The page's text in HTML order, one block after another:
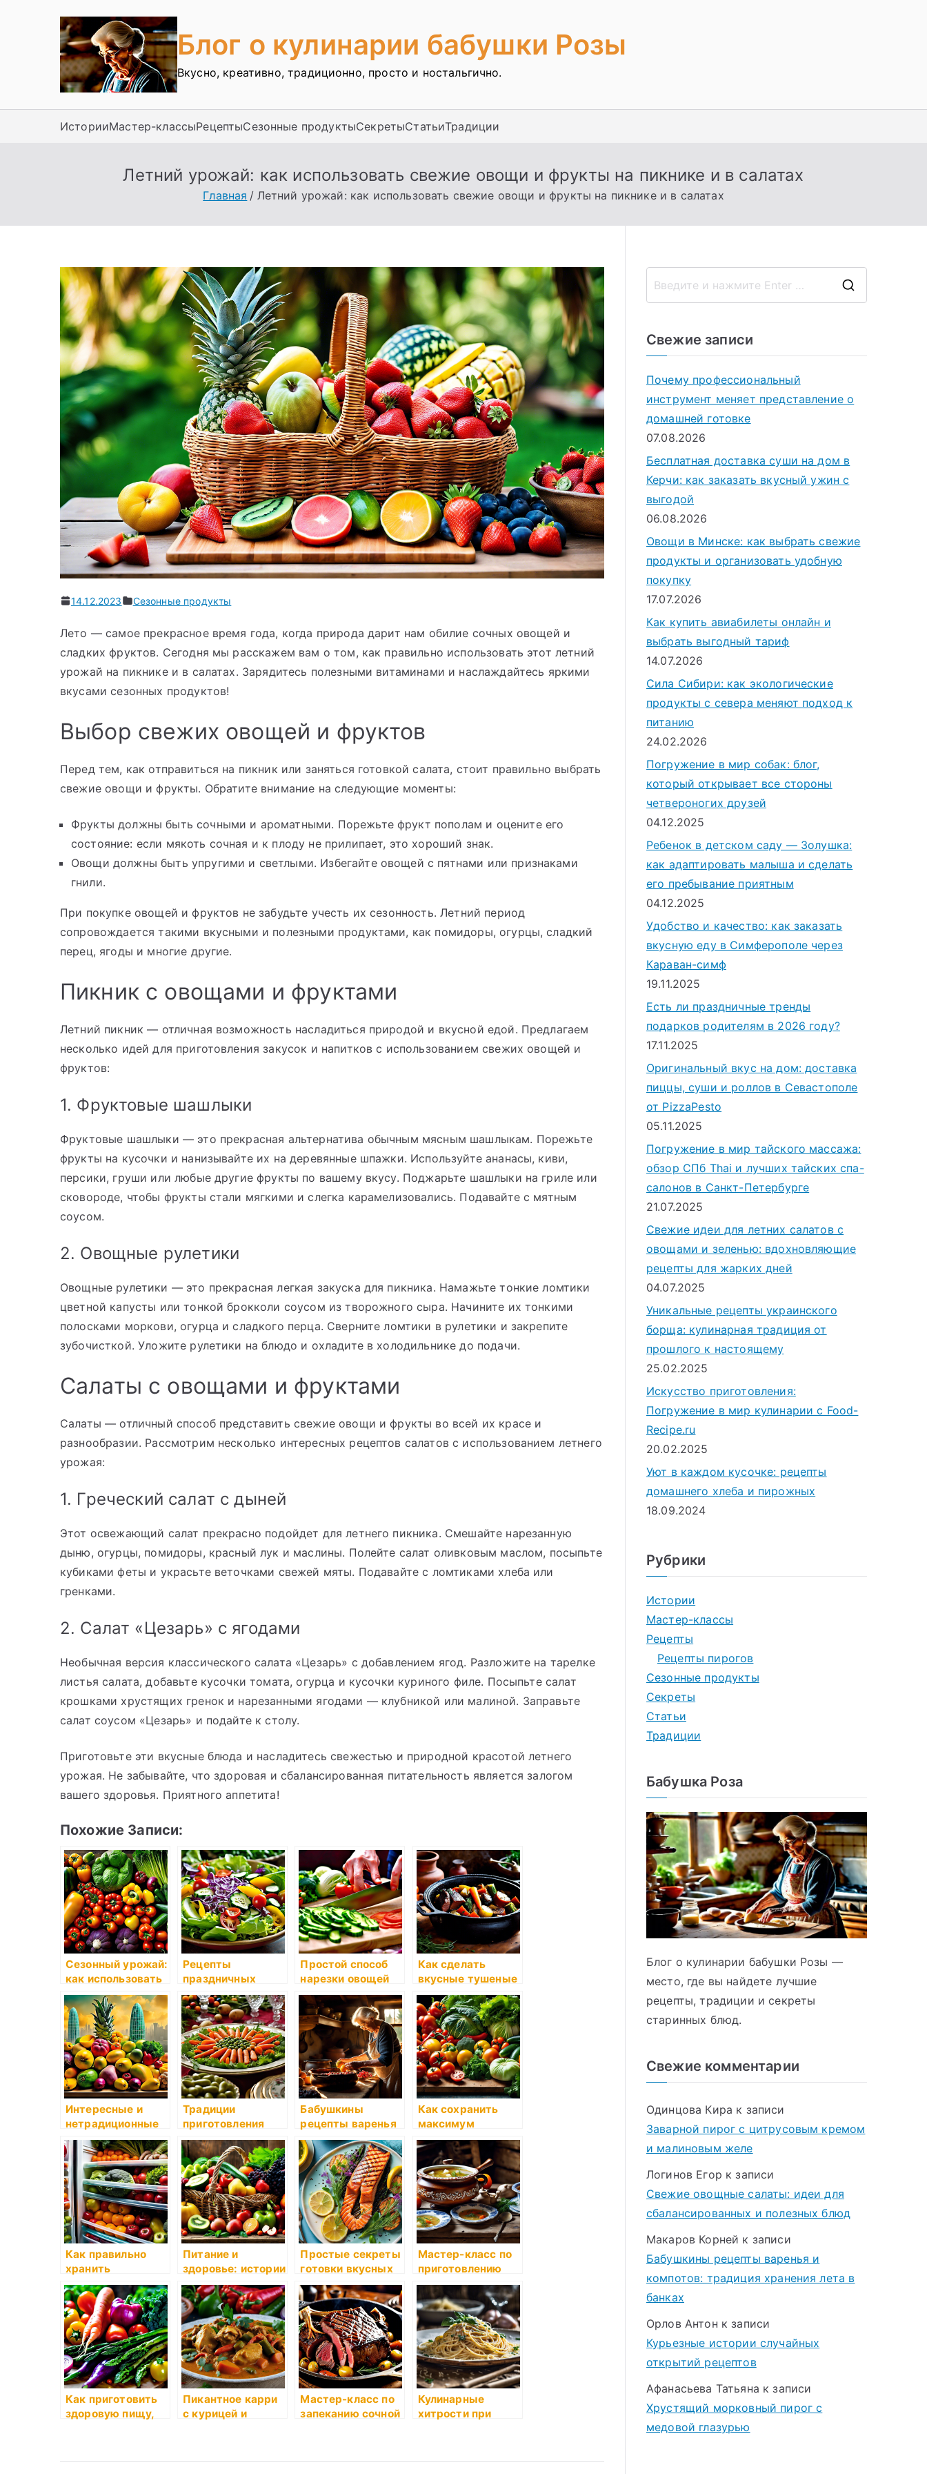
содержимому
Блог о кулинарии бабушки Розы
Вкусно, креативно, традиционно, просто и ностальгично.
ИсторииМастер-классыРецептыСезонные продуктыСекретыСтатьиТрадиции
Летний урожай: как использовать свежие овощи и фрукты на пикнике и в салатах
Главная Летний урожай: как использовать свежие овощи и фрукты на пикнике и в салатах
14.12.2023 Сезонные продукты
Лето — самое прекрасное время года, когда природа дарит нам обилие сочных овощей и
сладких фруктов. Сегодня мы расскажем вам о том, как правильно использовать этот летний
урожай на пикнике и в салатах. Зарядитесь полезными витаминами и наслаждайтесь яркими
вкусами сезонных продуктов!
Выбор свежих овощей и фруктов
Перед тем, как отправиться на пикник или заняться готовкой салата, стоит правильно выбрать
свежие овощи и фрукты. Обратите внимание на следующие моменты:
Фрукты должны быть сочными и ароматными. Порежьте фрукт пополам и оцените его
состояние: если мякоть сочная и к плоду не прилипает, это хороший знак.
Овощи должны быть упругими и светлыми. Избегайте овощей с пятнами или признаками
гнили.
При покупке овощей и фруктов не забудьте учесть их сезонность. Летний период
сопровождается такими вкусными и полезными продуктами, как помидоры, огурцы, сладкий
перец, ягоды и многие другие.
Пикник с овощами и фруктами
Летний пикник — отличная возможность насладиться природой и вкусной едой. Предлагаем
несколько идей для приготовления закусок и напитков с использованием свежих овощей и
фруктов:
1. Фруктовые шашлыки
Фруктовые шашлыки — это прекрасная альтернатива обычным мясным шашлыкам. Порежьте
фрукты на кусочки и нанизывайте их на деревянные шпажки. Используйте ананасы, киви,
персики, груши или любые другие фрукты по вашему вкусу. Поджарьте шашлыки на гриле или
сковороде, чтобы фрукты стали мягкими и слегка карамелизовались. Подавайте с мятным
соусом.
2. Овощные рулетики
Овощные рулетики — это прекрасная легкая закуска для пикника. Намажьте тонкие ломтики
цветной капусты или тонкой брокколи соусом из творожного сыра. Начините их тонкими
полосками моркови, огурца и сладкого перца. Сверните ломтики в рулетики и закрепите
зубочисткой. Уложите рулетики на блюдо и охладите в холодильнике до подачи.
Салаты с овощами и фруктами
Салаты — отличный способ представить свежие овощи и фрукты во всей их красе и
разнообразии. Рассмотрим несколько интересных рецептов салатов с использованием летнего
урожая:
1. Греческий салат с дыней
Этот освежающий салат прекрасно подойдет для летнего пикника. Смешайте нарезанную
дыню, огурцы, помидоры, красный лук и маслины. Полейте салат оливковым маслом, посыпьте
кубиками феты и украсьте веточками свежей мяты. Подавайте с ломтиками хлеба или
гренками.
2. Салат «Цезарь» с ягодами
Необычная версия классического салата «Цезарь» с добавлением ягод. Разложите на тарелке
листья салата, добавьте кусочки томата, огурца и кусочки куриного филе. Посыпьте салат
крошками хрустящих гренок и нарезанными ягодами — клубникой или малиной. Заправьте
салат соусом «Цезарь» и подайте к столу.
Приготовьте эти вкусные блюда и насладитесь свежестью и природной красотой летнего
урожая. Не забывайте, что здоровая и сбалансированная питательность является залогом
вашего здоровья. Приятного аппетита!
Похожие Записи:
Сезонный урожай:
как использовать
свежие овощи и
фрукты в
кулинарии
Рецепты
праздничных
салатов на все
случаи жизни
Простой способ
нарезки овощей
для салата
Как сделать
вкусные тушеные
овощи с мясом
Интересные и
нетрадиционные
способы
использования
овощей и фруктов
Традиции
приготовления
праздничных
салатов: Оливье и
Шуба
Бабушкины
рецепты варенья
и компотов:
традиция
хранения лета в
банках
Как сохранить
максимум
питательных
веществ при
приготовлении
Как правильно
хранить
продукты, чтобы
они дольше
оставались
свежими и
вкусными
Питание и
здоровье: истории
о важности
правильного
питания в
рассказах
бабушки Розы
Простые секреты
готовки вкусных
обедов на каждый
день
Мастер-класс по
приготовлению
рассольника
Как приготовить
здоровую пищу,
Пикантное карри
с курицей и
Мастер-класс по
запеканию сочной
Кулинарные
хитрости при
Свежие записи
Почему профессиональный
инструмент меняет представление о
домашней готовке
07.08.2026
Бесплатная доставка суши на дом в
Керчи: как заказать вкусный ужин с
выгодой
06.08.2026
Овощи в Минске: как выбрать свежие
продукты и организовать удобную
покупку
17.07.2026
Как купить авиабилеты онлайн и
выбрать выгодный тариф
14.07.2026
Сила Сибири: как экологические
продукты с севера меняют подход к
питанию
24.02.2026
Погружение в мир собак: блог,
который открывает все стороны
четвероногих друзей
04.12.2025
Ребенок в детском саду — Золушка:
как адаптировать малыша и сделать
его пребывание приятным
04.12.2025
Удобство и качество: как заказать
вкусную еду в Симферополе через
Караван-симф
19.11.2025
Есть ли праздничные тренды
подарков родителям в 2026 году?
17.11.2025
Оригинальный вкус на дом: доставка
пиццы, суши и роллов в Севастополе
от PizzaPesto
05.11.2025
Погружение в мир тайского массажа:
обзор СПб Thai и лучших тайских спа-
салонов в Санкт-Петербурге
21.07.2025
Свежие идеи для летних салатов с
овощами и зеленью: вдохновляющие
рецепты для жарких дней
04.07.2025
Уникальные рецепты украинского
борща: кулинарная традиция от
прошлого к настоящему
25.02.2025
Искусство приготовления:
Погружение в мир кулинарии с Food-
Recipe.ru
20.02.2025
Уют в каждом кусочке: рецепты
домашнего хлеба и пирожных
18.09.2024
Рубрики
Истории
Мастер-классы
Рецепты
Рецепты пирогов
Сезонные продукты
Секреты
Статьи
Традиции
Бабушка Роза
Блог о кулинарии бабушки Розы —
место, где вы найдете лучшие
рецепты, традиции и секреты
старинных блюд.
Свежие комментарии
Одинцова Кира к записи
Заварной пирог с цитрусовым кремом
и малиновым желе
Логинов Егор к записи
Свежие овощные салаты: идеи для
сбалансированных и полезных блюд
Макаров Корней к записи
Бабушкины рецепты варенья и
компотов: традиция хранения лета в
банках
Орлов Антон к записи
Курьезные истории случайных
открытий рецептов
Афанасьева Татьяна к записи
Хрустящий морковный пирог с
медовой глазурью